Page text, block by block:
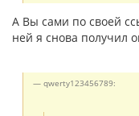
А Вы сами по своей
ней я снова получил
qwerty123456789: